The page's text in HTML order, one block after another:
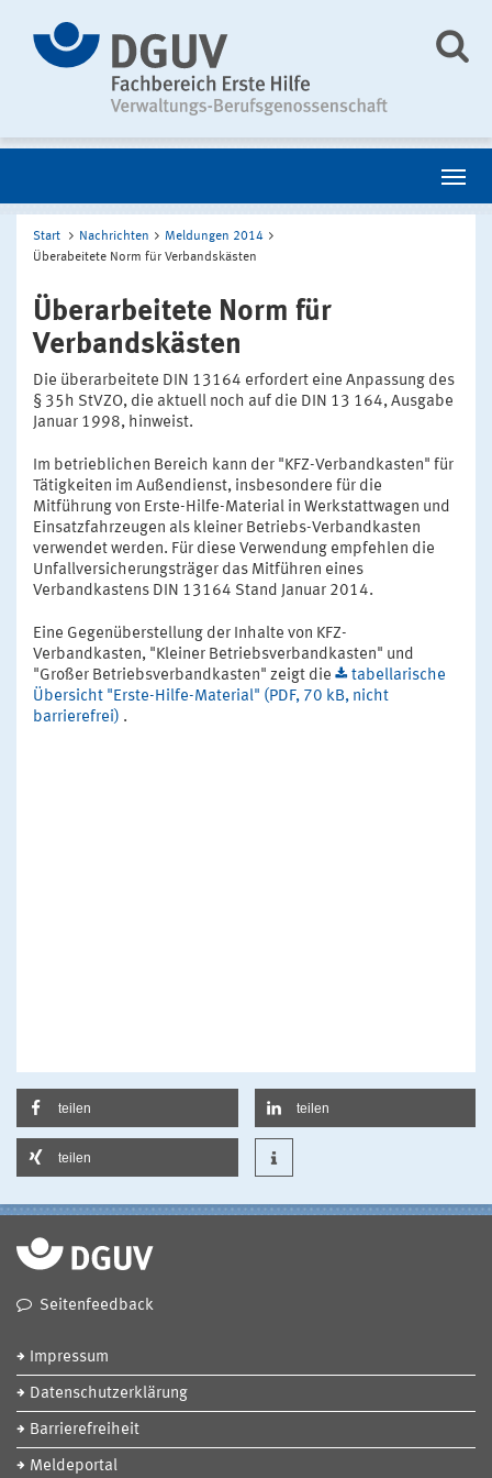
Start Nachrichten
Meldungen 2014
Überabeitete Norm für Verbandskästen
Überarbeitete Norm für
Verbandskästen
Die überarbeitete DIN 13164 erfordert eine Anpassung des
§ 35h StVZO, die aktuell noch auf die DIN 13 164, Ausgabe
Januar 1998, hinweist.
Im betrieblichen Bereich kann der "KFZ-Verbandkasten" für
Tätigkeiten im Außendienst, insbesondere für die
Mitführung von Erste-Hilfe-Material in Werkstattwagen und
Einsatzfahrzeugen als kleiner Betriebs-Verbandkasten
verwendet werden. Für diese Verwendung empfehlen die
Unfallversicherungsträger das Mitführen eines
Verbandkastens DIN 13164 Stand Januar 2014.
Eine Gegenüberstellung der Inhalte von KFZ-
Verbandkasten, "Kleiner Betriebsverbandkasten" und
"Großer Betriebsverbandkasten" zeigt die
tabellarische
Übersicht "Erste-Hilfe-Material" (PDF, 70 kB, nicht
barrierefrei) .
teilen teilen
teilen
Seitenfeedback
Impressum
Datenschutzerklärung
Barrierefreiheit
Meldeportal